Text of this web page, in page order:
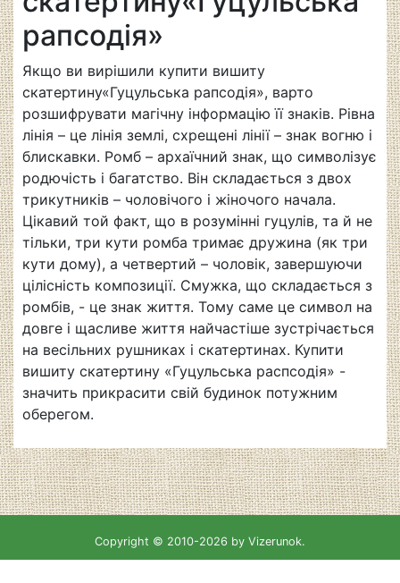
рапсодія»
Якщо ви вирішили купити вишиту
скатертину«Гуцульська рапсодія», варто
розшифрувати магічну інформацію її знаків. Рівна
лінія – це лінія землі, схрещені лінії – знак вогню і
блискавки. Ромб – архаїчний знак, що символізує
родючість і багатство. Він складається з двох
трикутників – чоловічого і жіночого начала.
Цікавий той факт, що в розумінні гуцулів, та й не
тільки, три кути ромба тримає дружина (як три
кути дому), а четвертий – чоловік, завершуючи
цілісність композиції. Смужка, що складається з
ромбів, - це знак життя. Тому саме це символ на
довге і щасливе життя найчастіше зустрічається
на весільних рушниках і скатертинах. Купити
вишиту скатертину «Гуцульська распсодія» -
значить прикрасити свій будинок потужним
оберегом.
Copyright © 2010-2026 by Vizerunok.